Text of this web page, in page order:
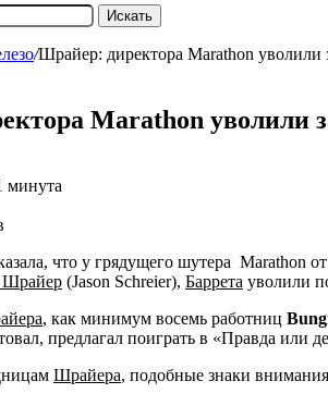
Искать
/Шрайер: директора Marathon уволили
Marathon уволили
минута
что у грядущего шутера Marathon
(Jason Schreier), Баррета уволили
, как минимум восемь работниц
предлагал поиграть в «Правда или
Шрайера, подобные знаки